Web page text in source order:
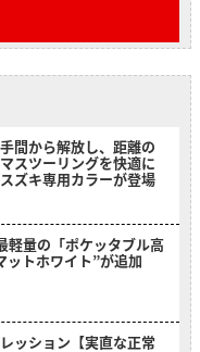
間から解放し、距離の
スツーリングを快適に
ズキ専用カラーが登場
軽量の「ポケッタブル高
ットホワイト”が追加
ッション【実直な正常